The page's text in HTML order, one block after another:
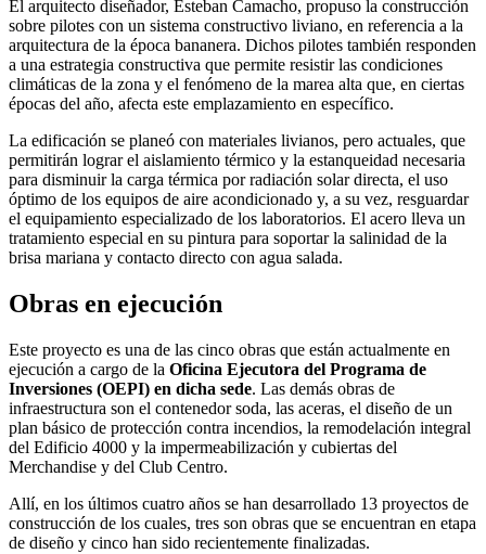
El arquitecto diseñador, Esteban Camacho, propuso la construcción
sobre pilotes con un sistema constructivo liviano, en referencia a la
arquitectura de la época bananera. Dichos pilotes también responden
a una estrategia constructiva que permite resistir las condiciones
climáticas de la zona y el fenómeno de la marea alta que, en ciertas
épocas del año, afecta este emplazamiento en específico.
La edificación se planeó con materiales livianos, pero actuales, que
permitirán lograr el aislamiento térmico y la estanqueidad necesaria
para disminuir la carga térmica por radiación solar directa, el uso
óptimo de los equipos de aire acondicionado y, a su vez, resguardar
el equipamiento especializado de los laboratorios. El acero lleva un
tratamiento especial en su pintura para soportar la salinidad de la
brisa mariana y contacto directo con agua salada.
Obras en ejecución
Este proyecto es una de las cinco obras que están actualmente en
ejecución a cargo de la Oficina Ejecutora del Programa de
Inversiones (OEPI) en dicha sede. Las demás obras de
infraestructura son el contenedor soda, las aceras, el diseño de un
plan básico de protección contra incendios, la remodelación integral
del Edificio 4000 y la impermeabilización y cubiertas del
Merchandise y del Club Centro.
Allí, en los últimos cuatro años se han desarrollado 13 proyectos de
construcción de los cuales, tres son obras que se encuentran en etapa
de diseño y cinco han sido recientemente finalizadas.